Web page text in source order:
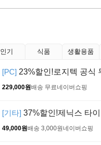
인기 식품 생활용품
[PC] 23%할인!로지텍 공식
229,000원배송 무료네이버쇼핑
[기타] 37%할인!제닉스 타
49,000원배송 3,000원네이버쇼핑